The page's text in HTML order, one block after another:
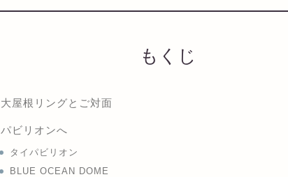
もくじ
大屋根リングとご対面
パビリオンへ
タイパビリオン
BLUE OCEAN DOME